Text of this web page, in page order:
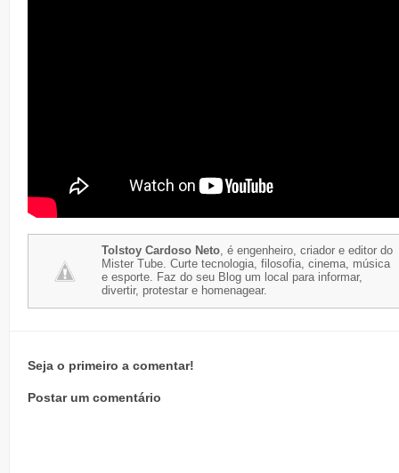
Tolstoy Cardoso Neto, é engenheiro, criador e editor do
Mister Tube. Curte tecnologia, filosofia, cinema, música
e esporte. Faz do seu Blog um local para informar,
divertir, protestar e homenagear.
Seja o primeiro a comentar!
Postar um comentário